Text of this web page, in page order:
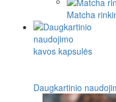
Matcha
Daugkartinio